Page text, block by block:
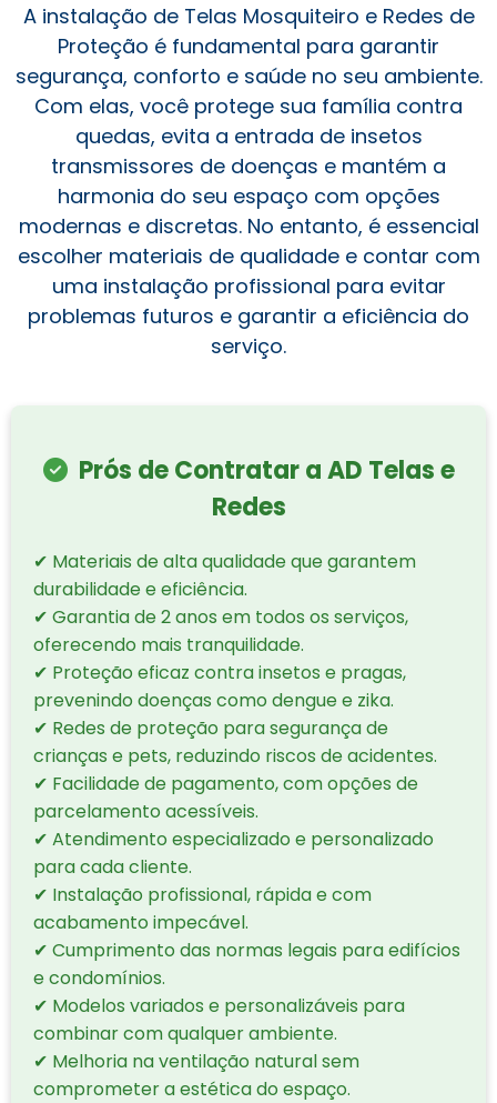
A instalação de Telas Mosquiteiro e Redes de
Proteção é fundamental para garantir
segurança, conforto e saúde no seu ambiente.
Com elas, você protege sua família contra
quedas, evita a entrada de insetos
transmissores de doenças e mantém a
harmonia do seu espaço com opções
modernas e discretas. No entanto, é essencial
escolher materiais de qualidade e contar com
uma instalação profissional para evitar
problemas futuros e garantir a eficiência do
serviço.
Prós de Contratar a AD Telas e
Redes
✔ Materiais de alta qualidade que garantem
durabilidade e eficiência.
✔ Garantia de 2 anos em todos os serviços,
oferecendo mais tranquilidade.
✔ Proteção eficaz contra insetos e pragas,
prevenindo doenças como dengue e zika.
✔ Redes de proteção para segurança de
crianças e pets, reduzindo riscos de acidentes.
✔ Facilidade de pagamento, com opções de
parcelamento acessíveis.
✔ Atendimento especializado e personalizado
para cada cliente.
✔ Instalação profissional, rápida e com
acabamento impecável.
✔ Cumprimento das normas legais para edifícios
e condomínios.
✔ Modelos variados e personalizáveis para
combinar com qualquer ambiente.
✔ Melhoria na ventilação natural sem
comprometer a estética do espaço.